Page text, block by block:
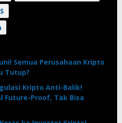
Semua Perusahaan Kripto
Tutup?
Kripto Anti-Balik!
Future-Proof, Tak Bisa